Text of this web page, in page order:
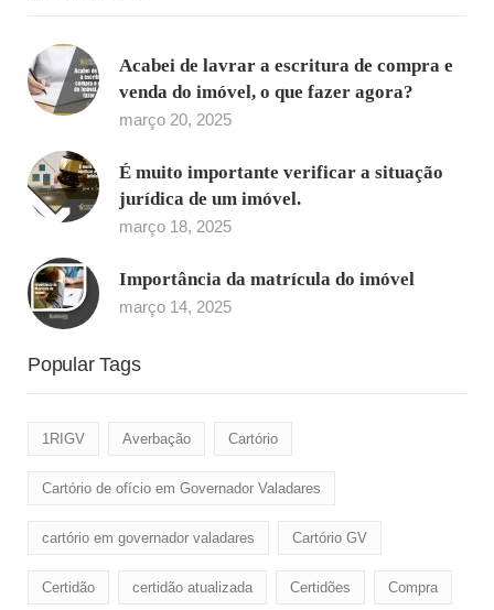
Acabei de lavrar a escritura de compra e
venda do imóvel, o que fazer agora?
março 20, 2025
É muito importante verificar a situação
jurídica de um imóvel.
março 18, 2025
Importância da matrícula do imóvel
março 14, 2025
Popular Tags
1RIGV Averbação Cartório
Cartório de ofício em Governador Valadares
cartório em governador valadares Cartório GV
Certidão certidão atualizada Certidões Compra